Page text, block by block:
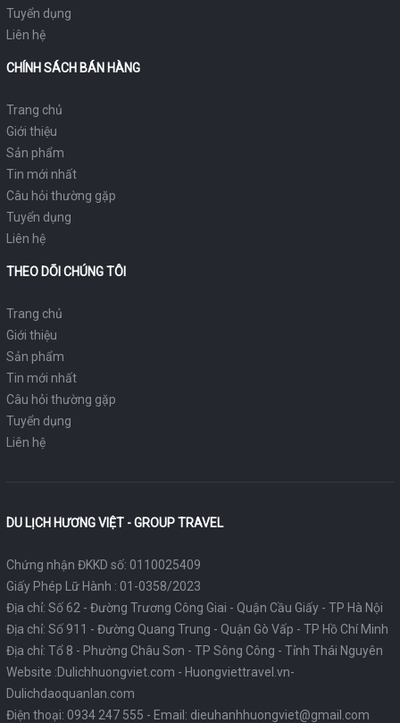
Tuyển dụng
Liên hệ
CHÍNH SÁCH BÁN HÀNG
Trang chủ
Giới thiệu
Sản phẩm
Tin mới nhất
Câu hỏi thường gặp
Tuyển dụng
Liên hệ
THEO DÕI CHÚNG TÔI
Trang chủ
Giới thiệu
Sản phẩm
Tin mới nhất
Câu hỏi thường gặp
Tuyển dụng
Liên hệ
DU LỊCH HƯƠNG VIỆT - GROUP TRAVEL
Chứng nhận ĐKKD số: 0110025409
Giấy Phép Lữ Hành : 01-0358/2023
Địa chỉ: Số 62 - Đường Trương Công Giai - Quận Cầu Giấy - TP Hà Nội
Địa chỉ: Số 911 - Đường Quang Trung - Quận Gò Vấp - TP Hồ Chí Minh
Địa chỉ: Tổ 8 - Phường Châu Sơn - TP Sông Công - Tỉnh Thái Nguyên
Website :Dulichhuongviet.com - Huongviettravel.vn-
Dulichdaoquanlan.com
Điện thoại: 0934 247 555 - Email: dieuhanhhuongviet@gmail.com